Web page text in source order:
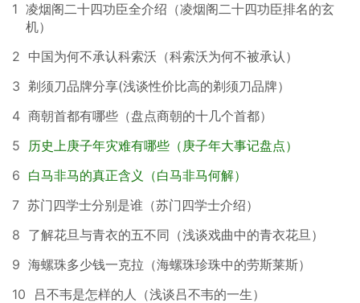
1 凌烟阁二十四功臣全介绍（凌烟阁二十四功臣排名的玄
机）
2 中国为何不承认科索沃（科索沃为何不被承认）
3 剃须刀品牌分享(浅谈性价比高的剃须刀品牌）
4 商朝首都有哪些（盘点商朝的十几个首都）
5 历史上庚子年灾难有哪些（庚子年大事记盘点）
6 白马非马的真正含义（白马非马何解）
7 苏门四学士分别是谁（苏门四学士介绍）
8 了解花旦与青衣的五不同（浅谈戏曲中的青衣花旦）
9 海螺珠多少钱一克拉（海螺珠珍珠中的劳斯莱斯）
10
吕不韦是怎样的人（浅谈吕不韦的一生）